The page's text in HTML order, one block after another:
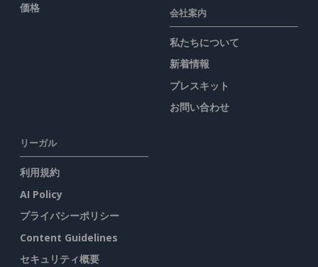
価格
会社案内
私たちについて
新着情報
プレスキット
お問い合わせ
リーガル
利用規約
AI Policy
プライバシーポリシー
Content Guidelines
セキュリティ概要